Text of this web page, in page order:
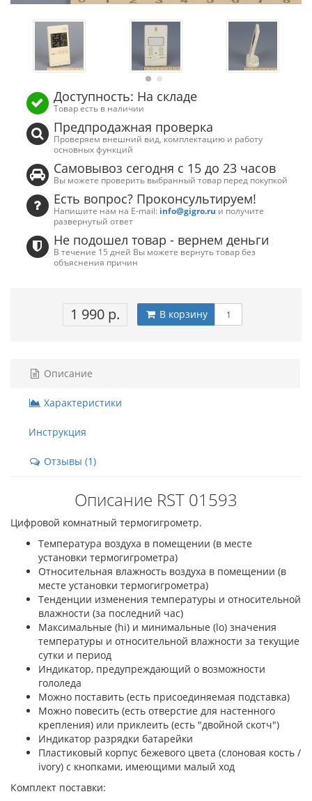
Доступность: На складе
Товар есть в наличии
Предпродажная проверка
Проверяем внешний вид, комплектацию и работу
основных функций
Самовывоз сегодня с 15 до 23 часов
Вы можете проверить выбранный товар перед покупкой
Есть вопрос? Проконсультируем!
Напишите нам на E-mail: info@gigro.ru и получите
развернутый ответ
Не подошел товар - вернем деньги
В течение 15 дней Вы можете вернуть товар без
объяснения причин
1 990 р. В корзину
Описание
Характеристики
Инструкция
Отзывы (1)
Описание RST 01593
Цифровой комнатный термогигрометр.
Температура воздуха в помещении (в месте
установки термогигрометра)
Относительная влажность воздуха в помещении (в
месте установки термогигрометра)
Тенденции изменения температуры и относительной
влажности (за последний час)
Максимальные (hi) и минимальные (lo) значения
температуры и относительной влажности за текущие
сутки и период
Индикатор, предупреждающий о возможности
гололеда
Можно поставить (есть присоединяемая подставка)
Можно повесить (есть отверстие для настенного
крепления) или приклеить (есть "двойной скотч")
Индикатор разрядки батарейки
Пластиковый корпус бежевого цвета (слоновая кость /
ivory) с кнопками, имеющими малый ход
Комплект поставки: